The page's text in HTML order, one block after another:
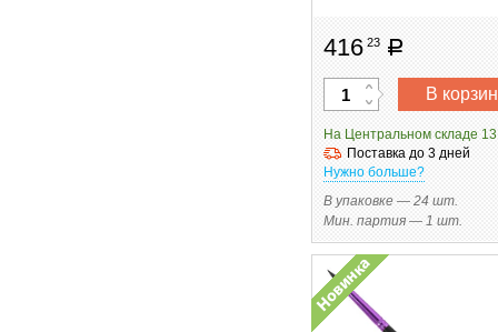
416 23 руб
В
На Центральном складе
Поставка до 3 дней
Нужно больше?
В упаковке — 24 шт.
Мин. партия — 1 шт.